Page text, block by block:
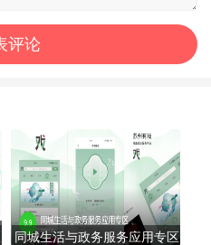
同城生活与政务服务应用专区